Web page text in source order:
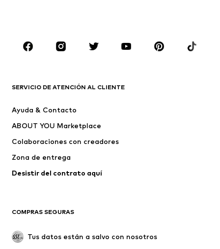
Zapatos
Deporte
Vestidos
Camisetas y tops
Chaquetas
Jerséis y punto
Ropa interior
Abrigos
Tallas grandes
Reciclado
SERVICIO DE ATENCIÓN AL CLIENTE
Ayuda & Contacto
ABOUT YOU Marketplace
Colaboraciones con creadores
Zona de entrega
Desistir del contrato aquí
COMPRAS SEGURAS
Tus datos están a salvo con nosotros